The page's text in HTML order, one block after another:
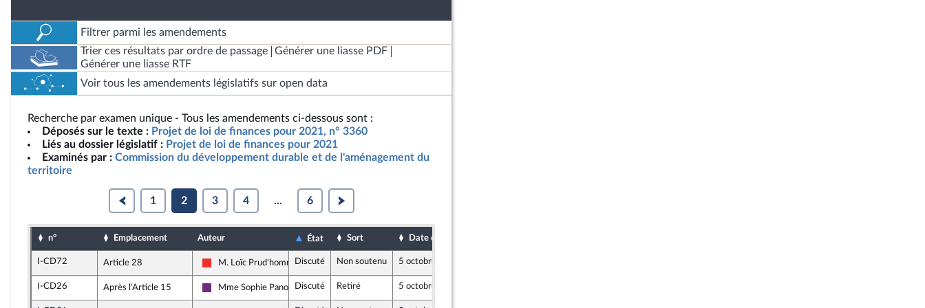
Filtrer parmi les amendements
Trier ces résultats par ordre de passage
Générer une liasse PDF
Générer une liasse RTF
Voir tous les amendements législatifs sur open data
Recherche par examen unique - Tous les amendements ci-dessous sont :
Déposés sur le texte : Projet de loi de finances pour 2021, n° 3360
Liés au dossier législatif : Projet de loi de finances pour 2021
Examinés par : Commission du développement durable et de l'aménagement du
territoire
1 2 3 4 ... 6
n° Emplacement Auteur État Sort Date d'examen
I-CD72 Article 28
La France insoumise
M. Loïc Prud'hommeDiscuté Non soutenu 5 octobre 2020
I-CD26 Après l'Article 15
La République en Marche
Mme Sophie PanonacleDiscuté Retiré 5 octobre 2020